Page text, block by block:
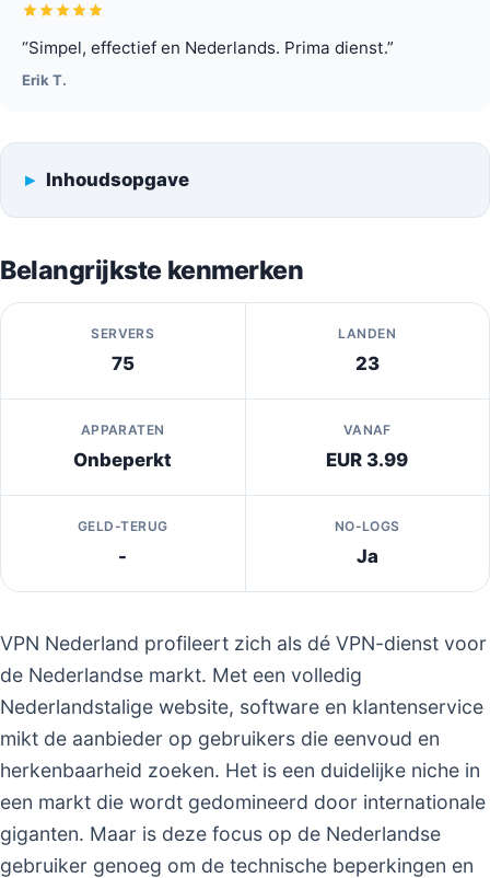
“Simpel, effectief en Nederlands. Prima dienst.”
Erik T.
Inhoudsopgave
Belangrijkste kenmerken
SERVERS
75
LANDEN
23
APPARATEN
Onbeperkt
VANAF
EUR 3.99
GELD-TERUG
-
NO-LOGS
Ja
VPN Nederland profileert zich als dé VPN-dienst voor
de Nederlandse markt. Met een volledig
Nederlandstalige website, software en klantenservice
mikt de aanbieder op gebruikers die eenvoud en
herkenbaarheid zoeken. Het is een duidelijke niche in
een markt die wordt gedomineerd door internationale
giganten. Maar is deze focus op de Nederlandse
gebruiker genoeg om de technische beperkingen en